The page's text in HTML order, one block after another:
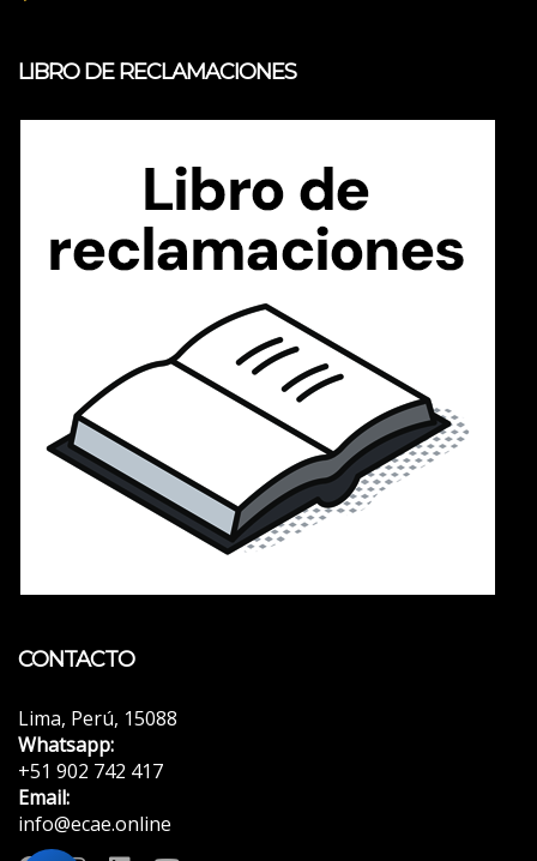
LIBRO DE RECLAMACIONES
CONTACTO
Lima, Perú, 15088
Whatsapp:
+51 902 742 417
Email:
info@ecae.online